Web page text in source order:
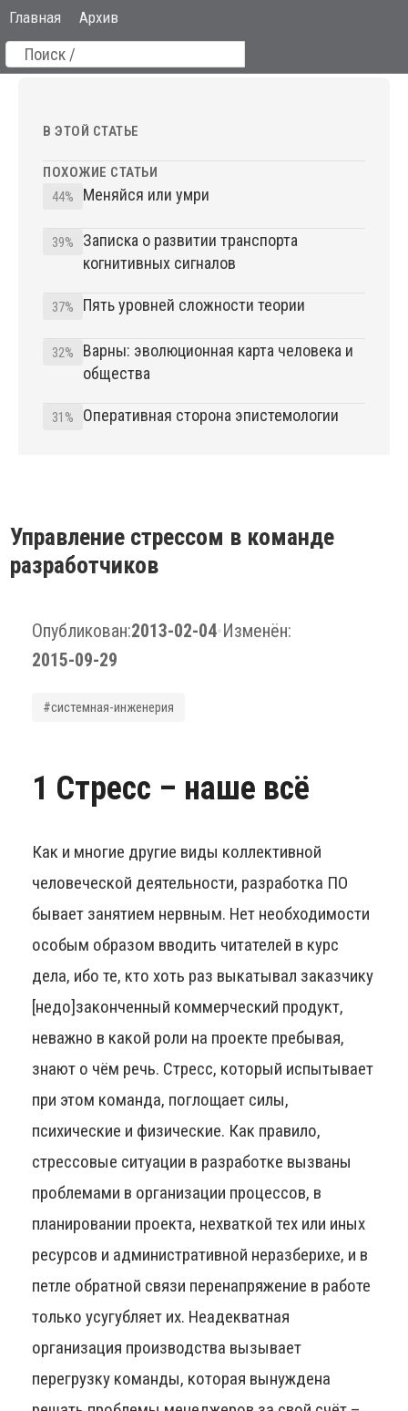
Главная Архив
В ЭТОЙ СТАТЬЕ
ПОХОЖИЕ СТАТЬИ
44%
Меняйся или умри
39%
Записка о развитии транспорта
когнитивных сигналов
37% Пять уровней сложности теории
32%
Варны: эволюционная карта человека и
общества
31% Оперативная сторона эпистемологии
Управление стрессом в команде
разработчиков
Опубликован:2013-02-04•Изменён:
2015-09-29
#системная-инженерия
1 Стресс – наше всё
Как и многие другие виды коллективной
человеческой деятельности, разработка ПО
бывает занятием нервным. Нет необходимости
особым образом вводить читателей в курс
дела, ибо те, кто хоть раз выкатывал заказчику
[недо]законченный коммерческий продукт,
неважно в какой роли на проекте пребывая,
знают о чём речь. Стресс, который испытывает
при этом команда, поглощает силы,
психические и физические. Как правило,
стрессовые ситуации в разработке вызваны
проблемами в организации процессов, в
планировании проекта, нехваткой тех или иных
ресурсов и административной неразберихе, и в
петле обратной связи перенапряжение в работе
только усугубляет их. Неадекватная
организация производства вызывает
перегрузку команды, которая вынуждена